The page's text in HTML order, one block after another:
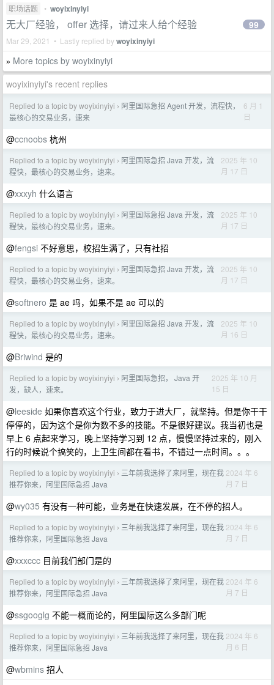
职场话题 • woyixinyiyi
无大厂经验， offer 选择，请过来人给个经验
Mar 29, 2021 • Lastly replied bywoyixinyiyi
99
» More topics by woyixinyiyi
woyixinyiyi's recent replies
Replied to a topic by woyixinyiyi › 阿里国际急招 Agent 开发，流程快，
最核心的交易业务，速来
6 月 1
日
@ccnoobs 杭州
Replied to a topic by woyixinyiyi › 阿里国际急招 Java 开发，流
程快，最核心的交易业务，速来。
2025 年 10
月 17 日
@xxxyh 什么语言
Replied to a topic by woyixinyiyi › 阿里国际急招 Java 开发，流
程快，最核心的交易业务，速来。
2025 年 10
月 17 日
@fengsi 不好意思，校招生满了，只有社招
Replied to a topic by woyixinyiyi › 阿里国际急招 Java 开发，流
程快，最核心的交易业务，速来。
2025 年 10
月 17 日
@softnero 是 ae 吗，如果不是 ae 可以的
Replied to a topic by woyixinyiyi › 阿里国际急招 Java 开发，流
程快，最核心的交易业务，速来。
2025 年 10
月 16 日
@Briwind 是的
Replied to a topic by woyixinyiyi › 阿里国际急招， Java 开
发，缺人，速来。
2025 年 10 月
15 日
@leeside 如果你喜欢这个行业，致力于进大厂，就坚持。但是你干干
停停的，因为这个是你为数不多的技能。不是很好建议。我当初也是
早上 6 点起来学习，晚上坚持学习到 12 点，慢慢坚持过来的，刚入
行的时候说个搞笑的，上卫生间都在看书，不错过一点时间。。。
Replied to a topic by woyixinyiyi › 三年前我选择了来阿里，现在我
推荐你来，阿里国际急招 Java
2024 年 6
月 7 日
@wy035 有没有一种可能，业务是在快速发展，在不停的招人。
Replied to a topic by woyixinyiyi › 三年前我选择了来阿里，现在我
推荐你来，阿里国际急招 Java
2024 年 6
月 7 日
@xxxccc 目前我们部门是的
Replied to a topic by woyixinyiyi › 三年前我选择了来阿里，现在我
推荐你来，阿里国际急招 Java
2024 年 6
月 7 日
@ssgooglg 不能一概而论的，阿里国际这么多部门呢
Replied to a topic by woyixinyiyi › 三年前我选择了来阿里，现在我
推荐你来，阿里国际急招 Java
2024 年 6
月 6 日
@wbmins 招人